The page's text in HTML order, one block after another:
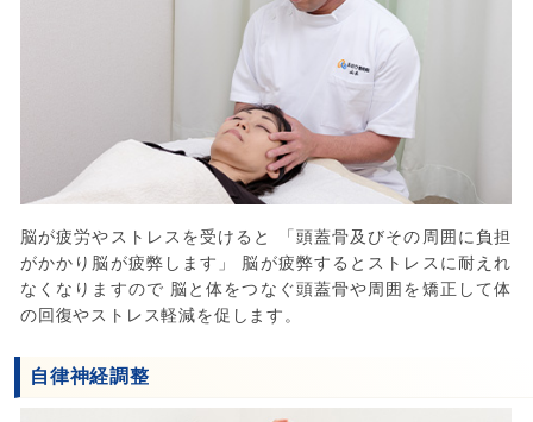
脳が疲労やストレスを受けると 「頭蓋骨及びその周囲に負担
がかかり脳が疲弊します」 脳が疲弊するとストレスに耐えれ
なくなりますので 脳と体をつなぐ頭蓋骨や周囲を矯正して体
の回復やストレス軽減を促します。
自律神経調整